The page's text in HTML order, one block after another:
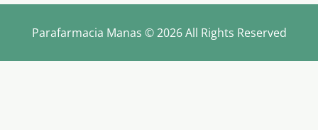
Parafarmacia Manas © 2026 All Rights Reserved